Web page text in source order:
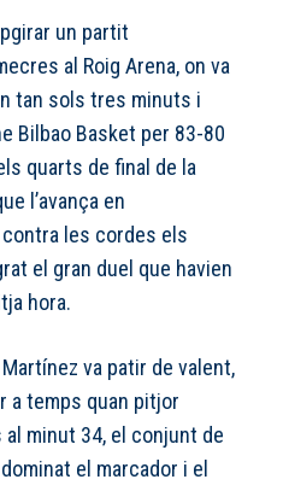
un partit
al Roig Arena, on va
tan sols tres minuts i
Bilbao Basket per 83-80
quarts de final de la
l’avança en
contra les cordes els
el gran duel que havien
hora.
va patir de valent,
a temps quan pitjor
minut 34, el conjunt de
el marcador i el